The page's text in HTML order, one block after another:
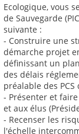
Ecologique, vous
de Sauvegarde
suivante :
- Construire une
démarche projet
définissant un
des délais
préalable des
- Présenter et
et aux élus
- Recenser les
l'échelle